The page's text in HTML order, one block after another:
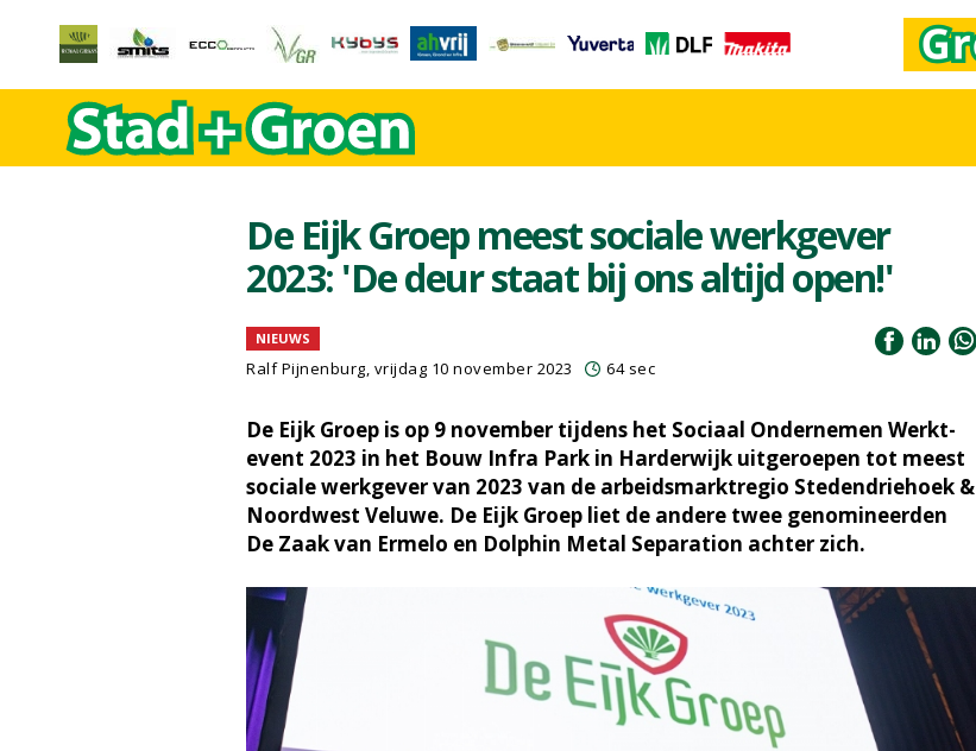
De Eijk Groep meest sociale werkgever
2023: 'De deur staat bij ons altijd open!'
NIEUWS
Ralf Pijnenburg, vrijdag 10 november 2023 64 sec
De Eijk Groep is op 9 november tijdens het Sociaal Ondernemen Werkt-
event 2023 in het Bouw Infra Park in Harderwijk uitgeroepen tot meest
sociale werkgever van 2023 van de arbeidsmarktregio Stedendriehoek &
Noordwest Veluwe. De Eijk Groep liet de andere twee genomineerden
De Zaak van Ermelo en Dolphin Metal Separation achter zich.